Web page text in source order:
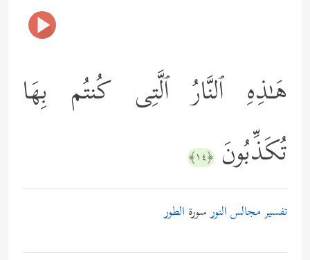
هَـٰذِهِ ٱلنَّارُ ٱلَّتِی كُنتُم بِهَا
تُكَذِّبُونَ ﴿١٤﴾
تفسير مجالس النورسورة الطور